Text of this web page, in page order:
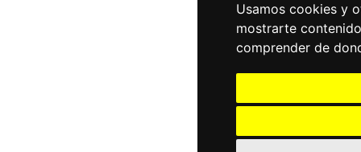
Usamos cookies y
mostrarte
comprender de